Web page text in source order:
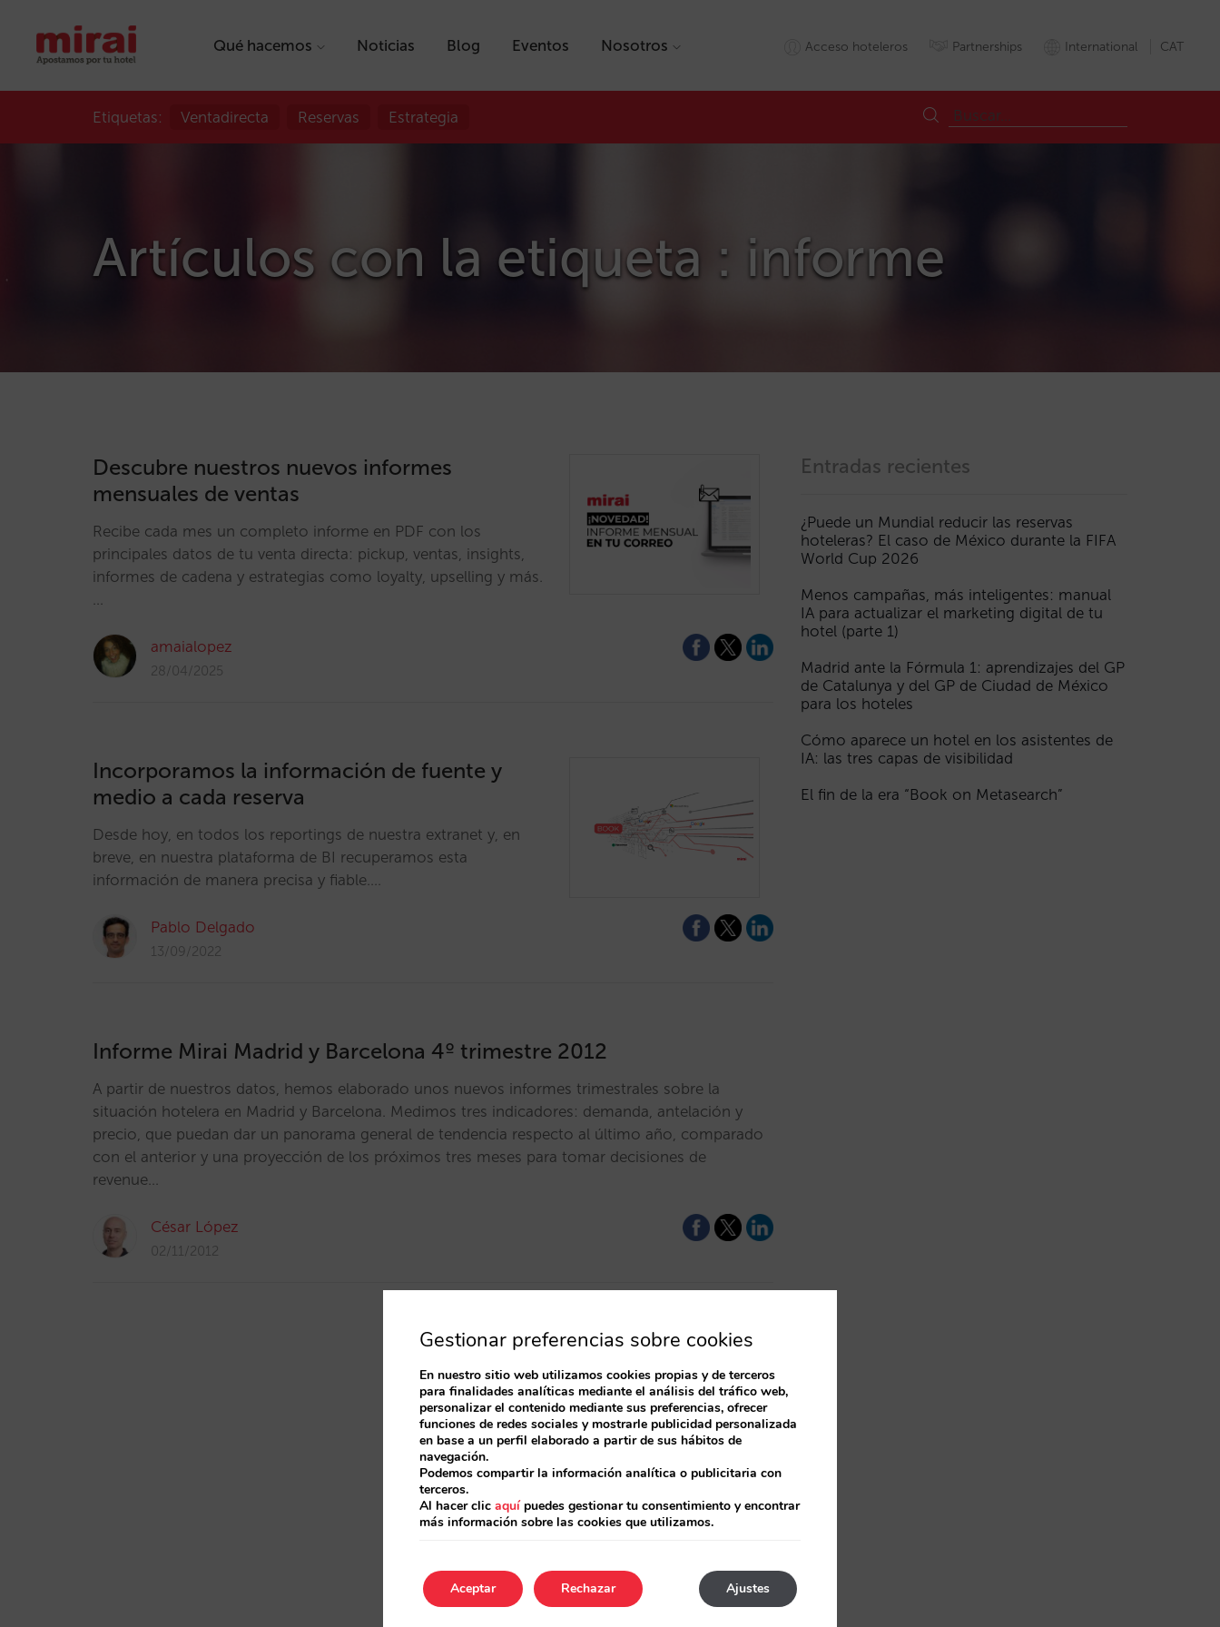
Qué hacemos Noticias Blog Eventos Nosotros Acceso hoteleros Partnerships International CAT
Etiquetas: Ventadirecta Reservas Estrategia
Artículos con la etiqueta : informe
Descubre nuestros nuevos informes
mensuales de ventas
Recibe cada mes un completo informe en PDF con los
principales datos de tu venta directa: pickup, ventas, insights,
informes de cadena y estrategias como loyalty, upselling y más.
…
amaialopez
28/04/2025
Incorporamos la información de fuente y
medio a cada reserva
Desde hoy, en todos los reportings de nuestra extranet y, en
breve, en nuestra plataforma de BI recuperamos esta
información de manera precisa y fiable.…
Pablo Delgado
13/09/2022
Informe Mirai Madrid y Barcelona 4º trimestre 2012
A partir de nuestros datos, hemos elaborado unos nuevos informes trimestrales sobre la
situación hotelera en Madrid y Barcelona. Medimos tres indicadores: demanda, antelación y
precio, que puedan dar un panorama general de tendencia respecto al último año, comparado
con el anterior y una proyección de los próximos tres meses para tomar decisiones de
revenue…
César López
02/11/2012
Entradas recientes
¿Puede un Mundial reducir las reservas
hoteleras? El caso de México durante la FIFA
World Cup 2026
Menos campañas, más inteligentes: manual
IA para actualizar el marketing digital de tu
hotel (parte 1)
Madrid ante la Fórmula 1: aprendizajes del GP
de Catalunya y del GP de Ciudad de México
para los hoteles
Cómo aparece un hotel en los asistentes de
IA: las tres capas de visibilidad
El fin de la era “Book on Metasearch”
Gestionar preferencias sobre cookies
En nuestro sitio web utilizamos cookies propias y de terceros
para finalidades analíticas mediante el análisis del tráfico web,
personalizar el contenido mediante sus preferencias, ofrecer
funciones de redes sociales y mostrarle publicidad personalizada
en base a un perfil elaborado a partir de sus hábitos de
navegación.
Podemos compartir la información analítica o publicitaria con
terceros.
Al hacer clic aquípuedes gestionar tu consentimiento y encontrar
más información sobre las cookies que utilizamos.
Aceptar Ajustes
Rechazar